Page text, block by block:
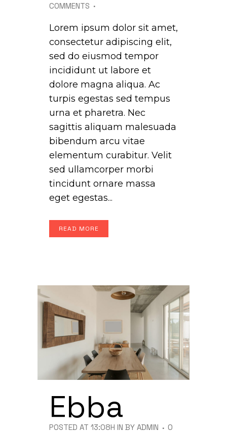
COMMENTS
Lorem ipsum dolor sit amet,
consectetur adipiscing elit,
sed do eiusmod tempor
incididunt ut labore et
dolore magna aliqua. Ac
turpis egestas sed tempus
urna et pharetra. Nec
sagittis aliquam malesuada
bibendum arcu vitae
elementum curabitur. Velit
sed ullamcorper morbi
tincidunt ornare massa
eget egestas...
READ MORE
Ebba
POSTED AT 13:08H IN BY ADMIN
0